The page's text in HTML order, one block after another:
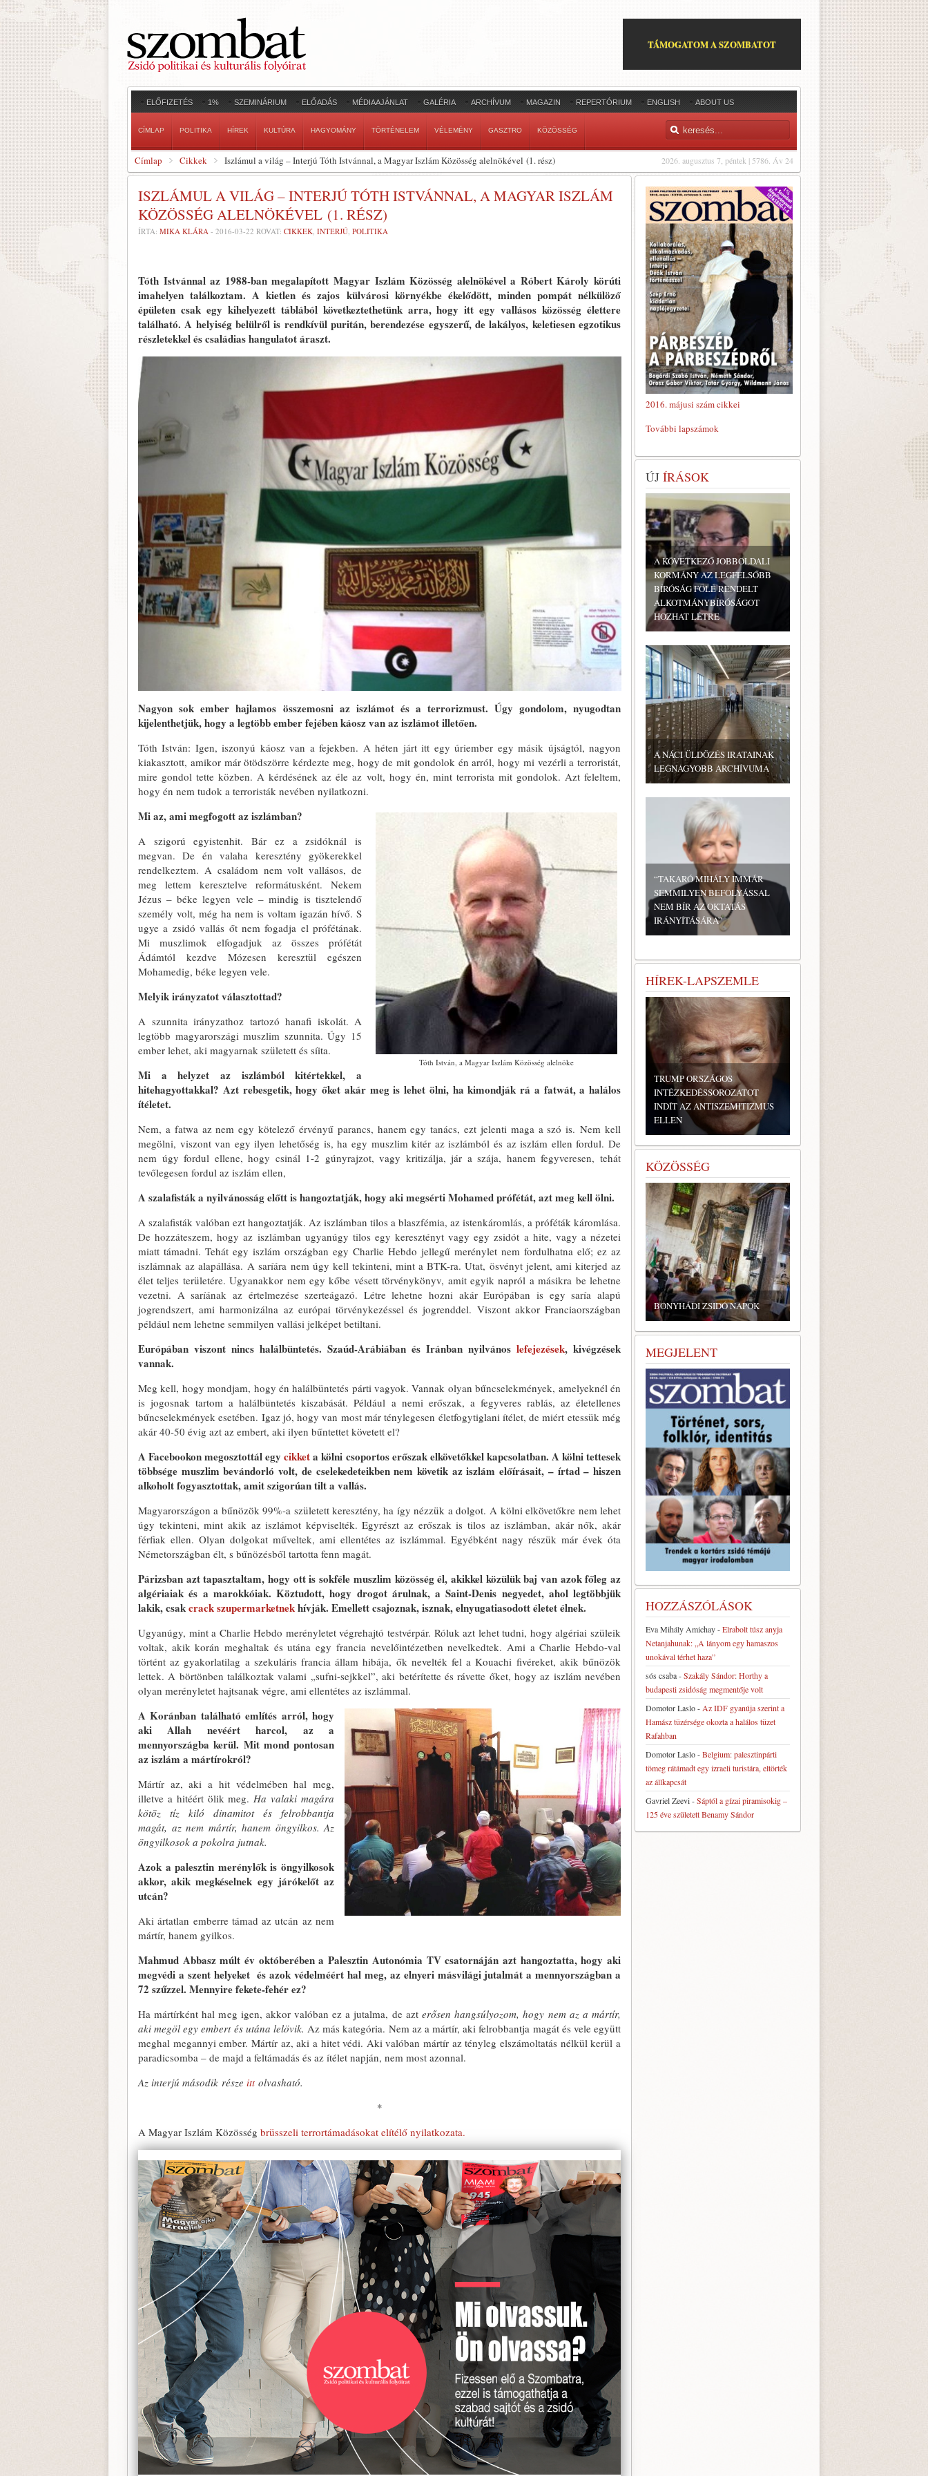
TÁMOGATOM A SZOMBATOT
ELŐFIZETÉS 1% SZEMINÁRIUM ELŐADÁS MÉDIAAJÁNLAT GALÉRIA ARCHÍVUM MAGAZIN REPERTÓRIUM ENGLISH ABOUT US
CÍMLAP POLITIKA HÍREK KULTÚRA HAGYOMÁNY TÖRTÉNELEM VÉLEMÉNY GASZTRO KÖZÖSSÉG
2026. augusztus 7, péntek | 5786. Áv 24
Címlap Cikkek Iszlámul a világ – Interjú Tóth Istvánnal, a Magyar Iszlám Közösség alelnökével (1. rész)
ISZLÁMUL A VILÁG – INTERJÚ TÓTH ISTVÁNNAL, A MAGYAR ISZLÁM
KÖZÖSSÉG ALELNÖKÉVEL (1. RÉSZ)
ÍRTA: MIKA KLÁRA - 2016-03-22 ROVAT: CIKKEK, INTERJÚ, POLITIKA
Tóth Istvánnal az 1988-ban megalapított Magyar Iszlám Közösség alelnökével a Róbert Károly körúti
imahelyen találkoztam. A kietlen és zajos külvárosi környékbe ékelődött, minden pompát nélkülöző
épületen csak egy kihelyezett táblából következtethetünk arra, hogy itt egy vallásos közösség élettere
található. A helyiség belülről is rendkívül puritán, berendezése egyszerű, de lakályos, keletiesen egzotikus
részletekkel és családias hangulatot áraszt.
Nagyon sok ember hajlamos összemosni az iszlámot és a terrorizmust. Úgy gondolom, nyugodtan
kijelenthetjük, hogy a legtöbb ember fejében káosz van az iszlámot illetően.
Tóth István: Igen, iszonyú káosz van a fejekben. A héten járt itt egy úriember egy másik újságtól, nagyon
kiakasztott, amikor már ötödszörre kérdezte meg, hogy de mit gondolok én arról, hogy mi vezérli a terroristát,
mire gondol tette közben. A kérdésének az éle az volt, hogy én, mint terrorista mit gondolok. Azt feleltem,
hogy én nem tudok a terroristák nevében nyilatkozni.
Tóth István, a Magyar Iszlám Közösség alelnöke
Mi az, ami megfogott az iszlámban?
A szigorú egyistenhit. Bár ez a zsidóknál is
megvan. De én valaha keresztény gyökerekkel
rendelkeztem. A családom nem volt vallásos, de
meg lettem keresztelve reformátusként. Nekem
Jézus – béke legyen vele – mindig is tisztelendő
személy volt, még ha nem is voltam igazán hívő. S
ugye a zsidó vallás őt nem fogadja el prófétának.
Mi muszlimok elfogadjuk az összes prófétát
Ádámtól kezdve Mózesen keresztül egészen
Mohamedig, béke legyen vele.
Melyik irányzatot választottad?
A szunnita irányzathoz tartozó hanafi iskolát. A
legtöbb magyarországi muszlim szunnita. Úgy 15
ember lehet, aki magyarnak született és síita.
Mi a helyzet az iszlámból kitértekkel, a
hitehagyottakkal? Azt rebesgetik, hogy őket akár meg is lehet ölni, ha kimondják rá a fatwát, a halálos
ítéletet.
Nem, a fatwa az nem egy kötelező érvényű parancs, hanem egy tanács, ezt jelenti maga a szó is. Nem kell
megölni, viszont van egy ilyen lehetőség is, ha egy muszlim kitér az iszlámból és az iszlám ellen fordul. De
nem úgy fordul ellene, hogy csinál 1-2 gúnyrajzot, vagy kritizálja, jár a szája, hanem fegyveresen, tehát
tevőlegesen fordul az iszlám ellen,
A szalafisták a nyilvánosság előtt is hangoztatják, hogy aki megsérti Mohamed prófétát, azt meg kell ölni.
A szalafisták valóban ezt hangoztatják. Az iszlámban tilos a blaszfémia, az istenkáromlás, a próféták káromlása.
De hozzáteszem, hogy az iszlámban ugyanúgy tilos egy keresztényt vagy egy zsidót a hite, vagy a nézetei
miatt támadni. Tehát egy iszlám országban egy Charlie Hebdo jellegű merénylet nem fordulhatna elő; ez az
iszlámnak az alapállása. A saríára nem úgy kell tekinteni, mint a BTK-ra. Utat, ösvényt jelent, ami kiterjed az
élet teljes területére. Ugyanakkor nem egy kőbe vésett törvénykönyv, amit egyik napról a másikra be lehetne
vezetni. A saríának az értelmezése szerteágazó. Létre lehetne hozni akár Európában is egy saría alapú
jogrendszert, ami harmonizálna az európai törvénykezéssel és jogrenddel. Viszont akkor Franciaországban
például nem lehetne semmilyen vallási jelképet betiltani.
Európában viszont nincs halálbüntetés. Szaúd-Arábiában és Iránban nyilvános lefejezések, kivégzések
vannak.
Meg kell, hogy mondjam, hogy én halálbüntetés párti vagyok. Vannak olyan bűncselekmények, amelyeknél én
is jogosnak tartom a halálbüntetés kiszabását. Például a nemi erőszak, a fegyveres rablás, az életellenes
bűncselekmények esetében. Igaz jó, hogy van most már ténylegesen életfogytiglani ítélet, de miért etessük még
akár 40-50 évig azt az embert, aki ilyen bűntettet követett el?
A Facebookon megosztottál egycikketa kölni csoportos erőszak elkövetőkkel kapcsolatban. A kölni tettesek
többsége muszlim bevándorló volt, de cselekedeteikben nem követik az iszlám előírásait, – írtad – hiszen
alkoholt fogyasztottak, amit szigorúan tilt a vallás.
Magyarországon a bűnözök 99%-a született keresztény, ha így nézzük a dolgot. A kölni elkövetőkre nem lehet
úgy tekinteni, mint akik az iszlámot képviselték. Egyrészt az erőszak is tilos az iszlámban, akár nők, akár
férfiak ellen. Olyan dolgokat műveltek, ami ellentétes az iszlámmal. Egyébként nagy részük már évek óta
Németországban élt, s bűnözésből tartotta fenn magát.
Párizsban azt tapasztaltam, hogy ott is sokféle muszlim közösség él, akikkel közülük baj van azok főleg az
algériaiak és a marokkóiak. Köztudott, hogy drogot árulnak, a Saint-Denis negyedet, ahol legtöbbjük
lakik, csakcrack szupermarketnekhívják. Emellett csajoznak, isznak, elnyugatiasodott életet élnek.
Ugyanúgy, mint a Charlie Hebdo merényletet végrehajtó testvérpár. Róluk azt lehet tudni, hogy algériai szüleik
voltak, akik korán meghaltak és utána egy francia nevelőintézetben nevelkedtek. Ami a Charlie Hebdo-val
történt az gyakorlatilag a szekuláris francia állam hibája, ők nevelték fel a Kouachi fivéreket, akik bűnözök
lettek. A börtönben találkoztak valami „sufni-sejkkel”, aki betérítette és rávette őket, hogy az iszlám nevében
olyan merényletet hajtsanak végre, ami ellentétes az iszlámmal.
A Koránban található említés arról, hogy
aki Allah nevéért harcol, az a
mennyországba kerül. Mit mond pontosan
az iszlám a mártírokról?
Mártír az, aki a hit védelmében hal meg,
illetve a hitéért ölik meg.Ha valaki magára
kötöz tíz kiló dinamitot és felrobbantja
magát, az nem mártír, hanem öngyilkos. Az
öngyilkosok a pokolra jutnak.
Azok a palesztin merénylők is öngyilkosok
akkor, akik megkéselnek egy járókelőt az
utcán?
Aki ártatlan emberre támad az utcán az nem
mártír, hanem gyilkos.
Mahmud Abbasz múlt év októberében a Palesztin Autonómia TV csatornáján azt hangoztatta, hogy aki
megvédi a szent helyeket és azok védelméért hal meg, az elnyeri másvilági jutalmát a mennyországban a
72 szűzzel. Mennyire fekete-fehér ez?
Ha mártírként hal meg igen, akkor valóban ez a jutalma, de azt erősen hangsúlyozom, hogy nem az a mártír,
aki megöl egy embert és utána lelövik.Az más kategória. Nem az a mártír, aki felrobbantja magát és vele együtt
meghal megannyi ember. Mártír az, aki a hitet védi. Aki valóban mártír az tényleg elszámoltatás nélkül kerül a
paradicsomba – de majd a feltámadás és az ítélet napján, nem most azonnal.
Az interjú második része ittolvasható.
*
A Magyar Iszlám Közösség brüsszeli terrortámadásokat elítélő nyilatkozata.
2016. májusi szám cikkei
További lapszámok
ÚJ ÍRÁSOK
A KÖVETKEZŐ JOBBOLDALI
KORMÁNY AZ LEGFELSŐBB
BÍRÓSÁG FÖLÉ RENDELT
ALKOTMÁNYBÍRÓSÁGOT
HOZHAT LÉTRE
A NÁCI ÜLDÖZÉS IRATAINAK
LEGNAGYOBB ARCHÍVUMA
“TAKARÓ MIHÁLY IMMÁR
SEMMILYEN BEFOLYÁSSAL
NEM BÍR AZ OKTATÁS
IRÁNYÍTÁSÁRA”
HÍREK-LAPSZEMLE
TRUMP ORSZÁGOS
INTÉZKEDÉSSOROZATOT
INDÍT AZ ANTISZEMITIZMUS
ELLEN
KÖZÖSSÉG
ZSIDÓ GASZTRONÓMIAI
TALÁLKOZÓ A BONYHÁDI
ZSINAGÓGÁBAN
MEGJELENT
HOZZÁSZÓLÁSOK
Eva Mihály Amichay-Elrabolt túsz anyja
Netanjahunak: „A lányom egy hamaszos
unokával térhet haza”
sós csaba-Szakály Sándor: Horthy a
budapesti zsidóság megmentője volt
Domotor Laslo- Az IDF gyanúja szerint a
Hamász tüzérsége okozta a halálos tüzet
Rafahban
Domotor Laslo-Belgium: palesztinpárti
tömeg rátámadt egy izraeli turistára, eltörték
az állkapcsát
Gavriel Zeevi-Sáptól a gízai piramisokig –
125 éve született Benamy Sándor